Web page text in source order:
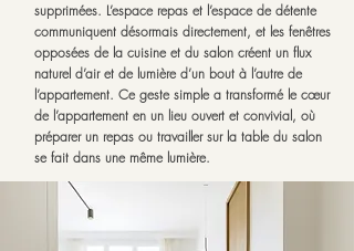
supprimées. L’espace repas et l’espace de détente
communiquent désormais directement, et les fenêtres
opposées de la cuisine et du salon créent un flux
naturel d’air et de lumière d’un bout à l’autre de
l’appartement. Ce geste simple a transformé le cœur
de l’appartement en un lieu ouvert et convivial, où
préparer un repas ou travailler sur la table du salon
se fait dans une même lumière.